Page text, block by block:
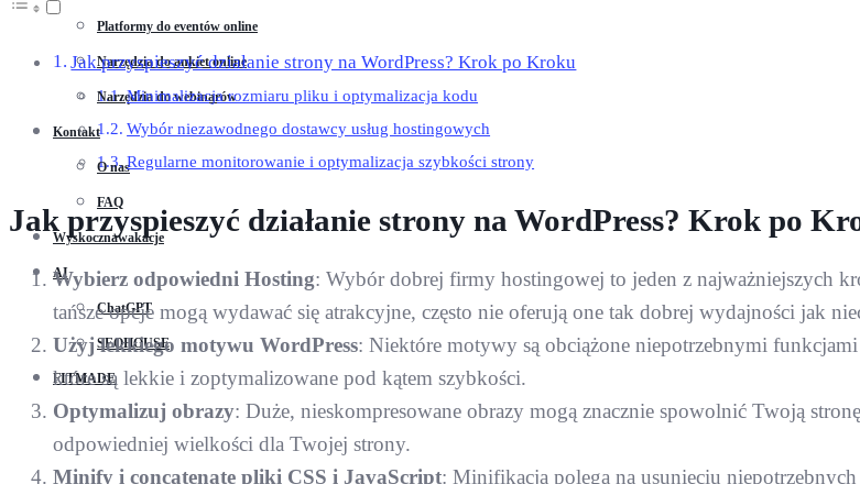
Platformy do eventów online
Narzędzia do ankiet online
Narzędzia do webinarów
Kontakt
O nas
FAQ
Wyskocznawakacje
AI
ChatGPT
SEOHOUSE
FITMADE
Jak przyspieszyć działanie strony na WordPress? Krok po Kroku
Minimalizacja rozmiaru pliku i optymalizacja kodu
Wybór niezawodnego dostawcy usług hostingowych
Regularne monitorowanie i optymalizacja szybkości strony
Jak przyspieszyć działanie strony na WordPress? Krok po
Wybierz odpowiedni Hosting: Wybór dobrej firmy hostingowej to jeden z najważniejszych
tańsze opcje mogą wydawać się atrakcyjne, często nie oferują one tak dobrej wydajności jak
Użyj lekkiego motywu WordPress: Niektóre motywy są obciążone niepotrzebnymi
które są lekkie i zoptymalizowane pod kątem szybkości.
Optymalizuj obrazy: Duże, nieskompresowane obrazy mogą znacznie spowolnić Twoją
odpowiedniej wielkości dla Twojej strony.
Minify i concatenate pliki CSS i JavaScript: Minifikacja polega na usunięciu